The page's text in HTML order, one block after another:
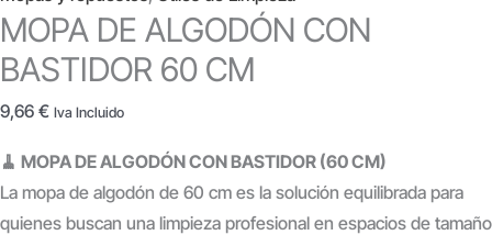
MOPA DE ALGODÓN CON
BASTIDOR 60 CM
9,66 € Iva Incluido
🧹 MOPA DE ALGODÓN CON BASTIDOR (60 CM)
La mopa de algodón de 60 cm es la solución equilibrada para
quienes buscan una limpieza profesional en espacios de tamaño